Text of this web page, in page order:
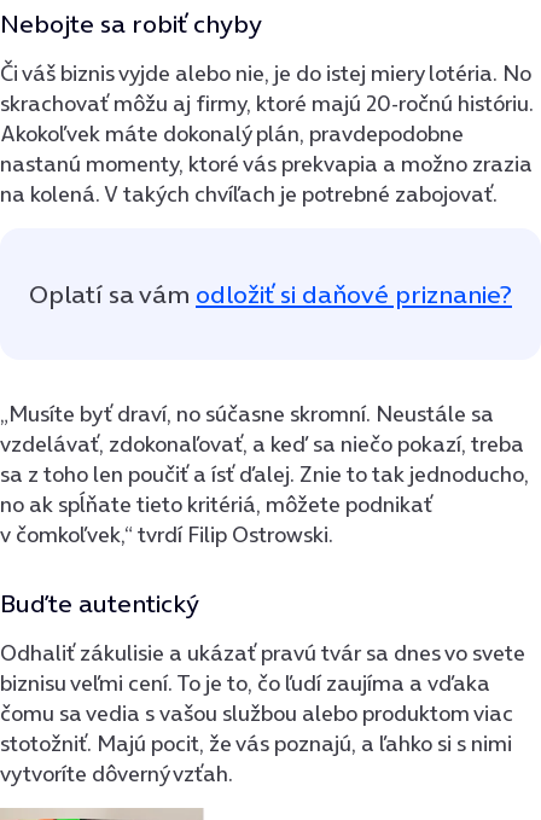
Nebojte sa robiť chyby
Či váš biznis vyjde alebo nie, je do istej miery lotéria. No
skrachovať môžu aj firmy, ktoré majú 20-ročnú históriu.
Akokoľvek máte dokonalý plán, pravdepodobne
nastanú momenty, ktoré vás prekvapia a možno zrazia
na kolená. V takých chvíľach je potrebné zabojovať.
Oplatí sa vám odložiť si daňové priznanie?
„Musíte byť draví, no súčasne skromní. Neustále sa
vzdelávať, zdokonaľovať, a keď sa niečo pokazí, treba
sa z toho len poučiť a ísť ďalej. Znie to tak jednoducho,
no ak spĺňate tieto kritériá, môžete podnikať
v čomkoľvek,“ tvrdí Filip Ostrowski.
Buďte autentický
Odhaliť zákulisie a ukázať pravú tvár sa dnes vo svete
biznisu veľmi cení. To je to, čo ľudí zaujíma a vďaka
čomu sa vedia s vašou službou alebo produktom viac
stotožniť. Majú pocit, že vás poznajú, a ľahko si s nimi
vytvoríte dôverný vzťah.